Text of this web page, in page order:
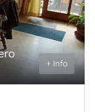
+ Info